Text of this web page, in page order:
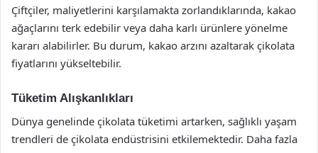
Çiftçiler, maliyetlerini karşılamakta zorlandıklarında, kakao
ağaçlarını terk edebilir veya daha karlı ürünlere yönelme
kararı alabilirler. Bu durum, kakao arzını azaltarak çikolata
fiyatlarını yükseltebilir.
Tüketim Alışkanlıkları
Dünya genelinde çikolata tüketimi artarken, sağlıklı yaşam
trendleri de çikolata endüstrisini etkilemektedir. Daha fazla